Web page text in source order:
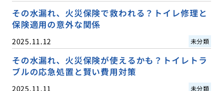
その水漏れ、火災保険で救われる？トイレ修理と
保険適用の意外な関係
2025.11.12 未分類
その水漏れ、火災保険が使えるかも？トイレトラ
ブルの応急処置と賢い費用対策
2025.11.11 未分類